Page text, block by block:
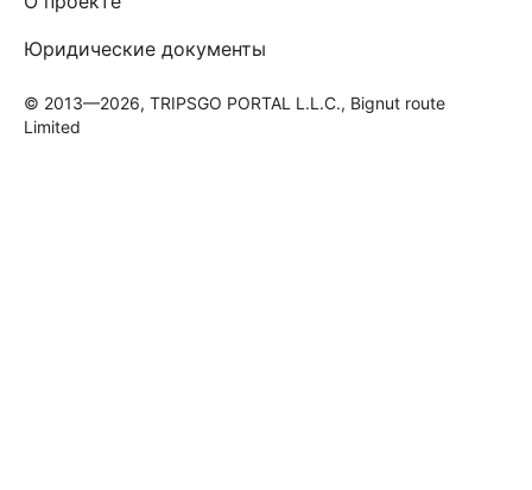
Юридические документы
© 2013—2026, TRIPSGO PORTAL L.L.C., Bignut route
Limited